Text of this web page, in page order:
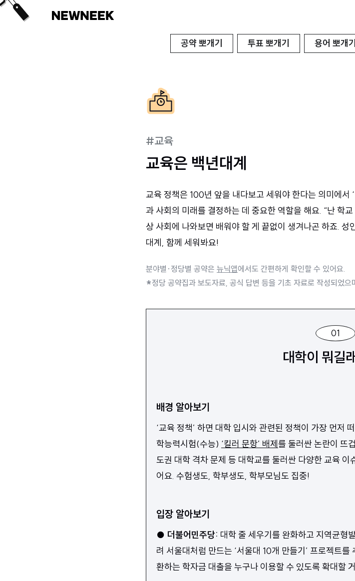
공약 뽀개기 투표 뽀개기 용어 뽀개기
#교육
교육은 백년대계
교육 정책은 100년 앞을 내다보고 세워야 한다는 의미에서
과 사회의 미래를 결정하는 데 중요한 역할을 해요. “난 학
상 사회에 나와보면 배워야 할 게 끝없이 생겨나곤 하죠.
대계, 함께 세워봐요!
분야별·정당별 공약은 뉴닉앱에서도 간편하게 확인할 수 있어요.
*정당 공약집과 보도자료, 공식 답변 등을 기초 자료로 작성되었
01
대학이 뭐길
배경 알아보기
‘교육 정책’ 하면 대학 입시와 관련된 정책이 가장 먼저
학능력시험(수능) ‘킬러 문항’ 배제를 둘러싼 논란이 뜨
도권 대학 격차 문제 등 대학교를 둘러싼 다양한 교육
어요. 수험생도, 학부생도, 학부모님도 집중!
입장 알아보기
● 더불어민주당: 대학 줄 세우기를 완화하고 지역균형
려 서울대처럼 만드는 ‘서울대 10개 만들기’ 프로젝트
환하는 학자금 대출을 누구나 이용할 수 있도록 확대할